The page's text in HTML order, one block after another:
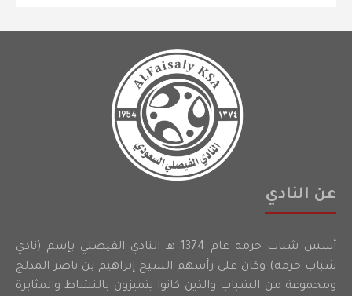
عن النادي
أسس شباب حرمه عام 1374 هـ النادي الفيصلي بإسم (نادي
شباب حرمه) وكان على رأسهم الشيخ إبراهيم بن ناصر المدلج
ومجموعة من الشباب والذين كانوا يتميزون بالنشاط والمثابرة